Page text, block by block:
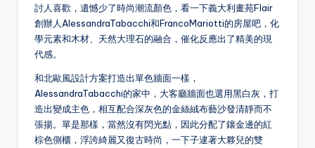
討人喜歡，遺憾少了時尚潮流顏色，看一下義大利畫苑Flair
創辦人AlessandraTabacchi和FrancoMariotti的房屋吧，化
學元素和木材、天然大理石的融合，催化反應出了精美的現
代感。
和北歐風設計方案打造出單色牆面一樣，
AlessandraTabacchi的家中，大客廳牆面也選用黑白灰，打
造出變成主色，相互配合深灰色的金絲絨布藝沙發清靜而不
張揚。單是那樣，當然沒有閃光點，因此分配了鑲金邊的紅
棕色側櫃，浮誇綺麗又復古時尚，一下子逮著大夥兒的雙